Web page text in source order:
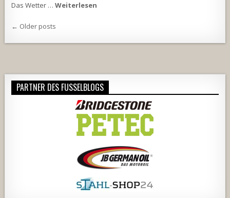
Das Wetter …Weiterlesen
Beitragsnavigation
← Older posts
PARTNER DES FUSSELBLOGS